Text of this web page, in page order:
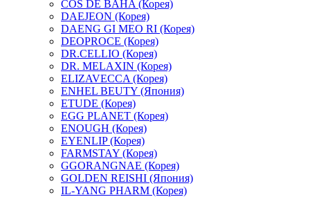
COS DE BAHA (Корея)
DAEJEON (Корея)
DAENG GI MEO RI (Корея)
DEOPROCE (Корея)
DR.CELLIO (Корея)
DR. MELAXIN (Корея)
ELIZAVECCA (Корея)
ENHEL BEUTY (Япония)
ETUDE (Корея)
EGG PLANET (Корея)
ENOUGH (Корея)
EYENLIP (Корея)
FARMSTAY (Корея)
GGORANGNAE (Корея)
GOLDEN REISHI (Япония)
IL-YANG PHARM (Корея)